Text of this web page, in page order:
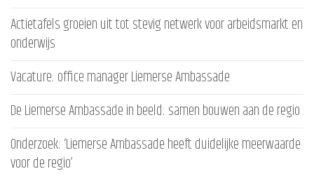
Actietafels groeien uit tot stevig netwerk voor arbeidsmarkt en
onderwijs
Vacature: office manager Liemerse Ambassade
De Liemerse Ambassade in beeld: samen bouwen aan de regio
Onderzoek: ‘Liemerse Ambassade heeft duidelijke meerwaarde
voor de regio’